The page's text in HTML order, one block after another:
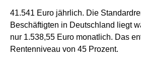
41.541 Euro jährlich. Die
Beschäftigten in Deutschland liegt
nur 1.538,55 Euro monatlich. Das
Rentenniveau von 45 Prozent.